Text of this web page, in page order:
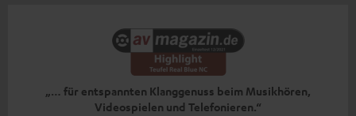
„… für entspannten Klanggenuss beim Musikhören,
Videospielen und Telefonieren.“